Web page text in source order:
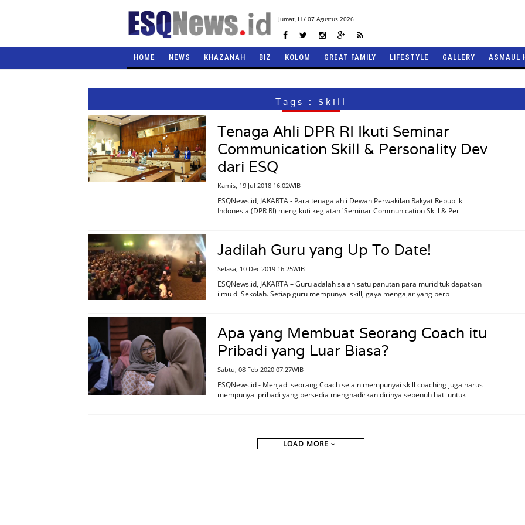
Jumat,H / 07 Agustus 2026
HOME NEWS KHAZANAH BIZ KOLOM GREAT FAMILY LIFESTYLE GALLERY ASMAUL
Tags : Skill
Tenaga Ahli DPR RI Ikuti Seminar
Communication Skill & Personality Dev
dari ESQ
Kamis, 19 Jul 2018 16:02WIB
ESQNews.id, JAKARTA - Para tenaga ahli Dewan Perwakilan Rakyat Republik
Indonesia (DPR RI) mengikuti kegiatan 'Seminar Communication Skill & Per
Jadilah Guru yang Up To Date!
Selasa, 10 Dec 2019 16:25WIB
ESQNews.id, JAKARTA – Guru adalah salah satu panutan para murid tuk dapatkan
ilmu di Sekolah. Setiap guru mempunyai skill, gaya mengajar yang berb
Apa yang Membuat Seorang Coach itu
Pribadi yang Luar Biasa?
Sabtu, 08 Feb 2020 07:27WIB
ESQNews.id - Menjadi seorang Coach selain mempunyai skill coaching juga harus
mempunyai pribadi yang bersedia menghadirkan dirinya sepenuh hati untuk
LOAD MORE